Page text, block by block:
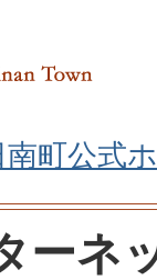
南町公式
ーネ